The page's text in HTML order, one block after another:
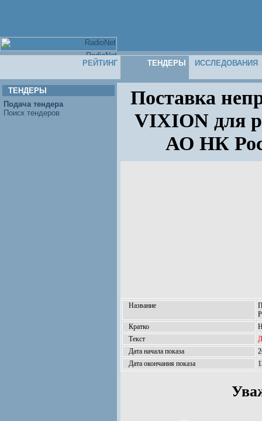
РЕЙТИНГ ТЕНДЕРЫ ИССЛЕДОВАНИЯ
ТЕНДЕРЫ
Подача тендера
Поиск тендеров
Поставка
VIXION для
АО НК
Название
Кратко
Текст
Дата начала показа
Дата окончания показа